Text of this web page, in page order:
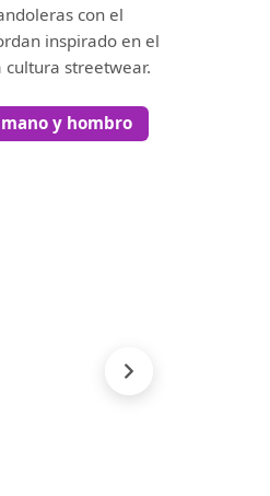
con el
inspirado en el
cultura streetwear.
y hombro